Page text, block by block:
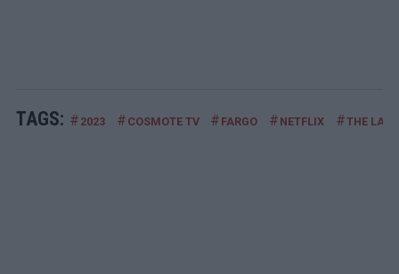
TAGS: # 2023 # COSMOTE TV # FARGO # NETFLIX #THE